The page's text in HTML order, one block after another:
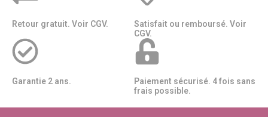
Retour gratuit. Voir CGV.
Satisfait ou remboursé. Voir
CGV.
Garantie 2 ans.
Paiement sécurisé. 4 fois sans
frais possible.